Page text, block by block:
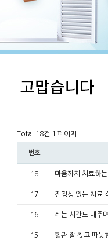
Total 18건 1 페이지
번호
18 마음까지 치료하
17 진정성 있는 치료
16 쉬는 시간도 내주
15 혈관 잘 찾고 따듯